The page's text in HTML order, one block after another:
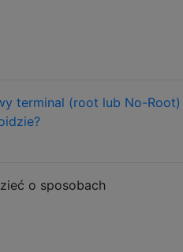
terminal (root lub No-Root)
o sposobach